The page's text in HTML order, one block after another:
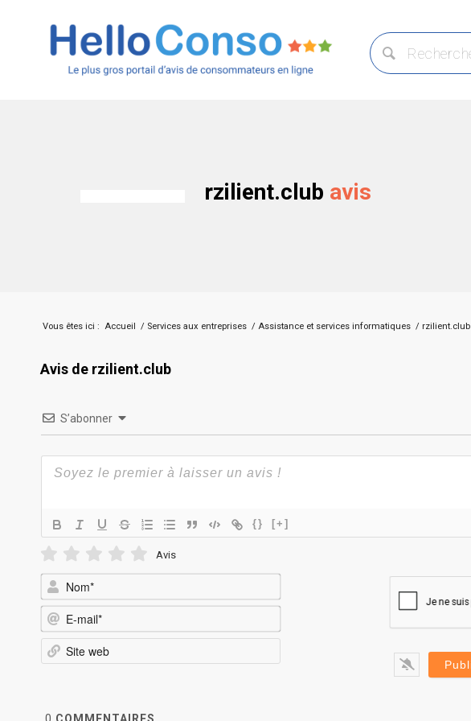
rzilient.club avis
Vous êtes ici : Accueil / Services aux entreprises / Assistance et services informatiques / rzilient.club
Avis de rzilient.club
S’abonner
{} [+]
Avis
mail*